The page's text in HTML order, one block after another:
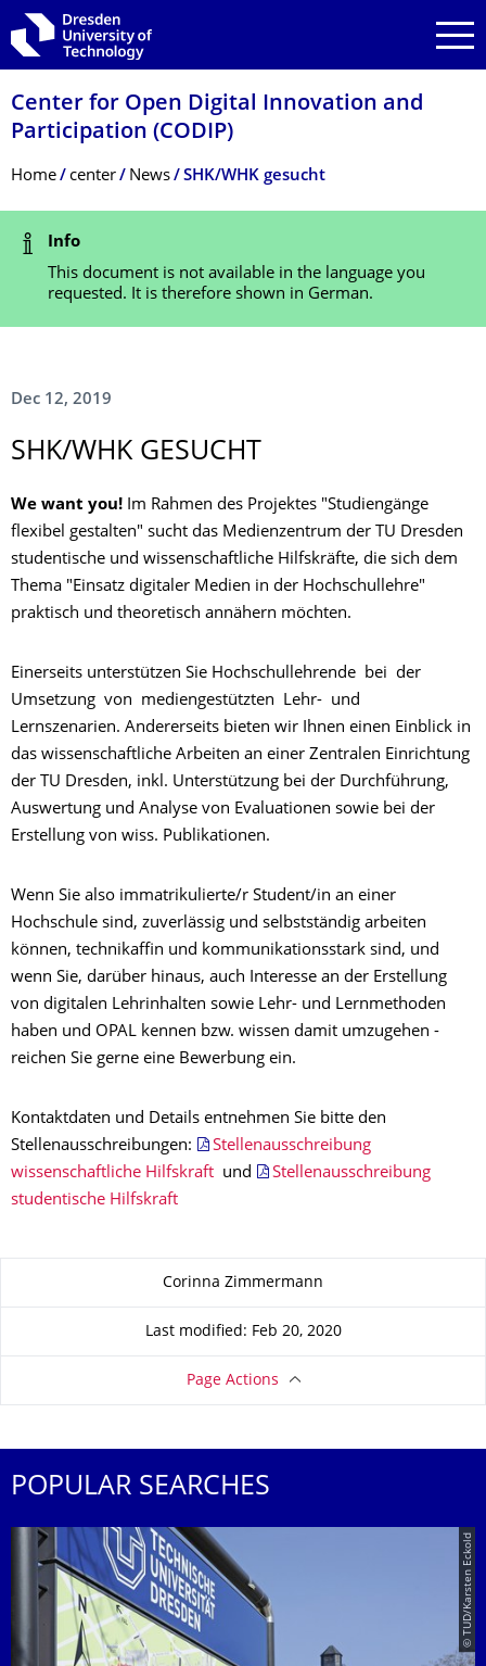
Skip to main navigation
Skip to search
Skip to content
Center for Open Digital Innovation and
Participation (CODIP)
Breadcrumb Menu
Home center News SHK/WHK gesucht
Status Message
Info
This document is not available in the language you
requested. It is therefore shown in German.
Dec 12, 2019
SHK/WHK GESUCHT
We want you! Im Rahmen des Projektes "Studiengänge
flexibel gestalten" sucht das Medienzentrum der TU Dresden
studentische und wissenschaftliche Hilfskräfte, die sich dem
Thema "Einsatz digitaler Medien in der Hochschullehre"
praktisch und theoretisch annähern möchten.
Einerseits unterstützen Sie Hochschullehrende bei der
Umsetzung von mediengestützten Lehr- und
Lernszenarien. Andererseits bieten wir Ihnen einen Einblick in
das wissenschaftliche Arbeiten an einer Zentralen Einrichtung
der TU Dresden, inkl. Unterstützung bei der Durchführung,
Auswertung und Analyse von Evaluationen sowie bei der
Erstellung von wiss. Publikationen.
Wenn Sie also immatrikulierte/r Student/in an einer
Hochschule sind, zuverlässig und selbstständig arbeiten
können, technikaffin und kommunikationsstark sind, und
wenn Sie, darüber hinaus, auch Interesse an der Erstellung
von digitalen Lehrinhalten sowie Lehr- und Lernmethoden
haben und OPAL kennen bzw. wissen damit umzugehen -
reichen Sie gerne eine Bewerbung ein.
Kontaktdaten und Details entnehmen Sie bitte den
Stellenausschreibungen:
Stellenausschreibung
wissenschaftliche Hilfskraft und
Stellenausschreibung
studentische Hilfskraft
About this pageCorinna Zimmermann
Last modified: Feb 20, 2020
Page Actions
POPULAR SEARCHES
© TUD/Karsten Eckold